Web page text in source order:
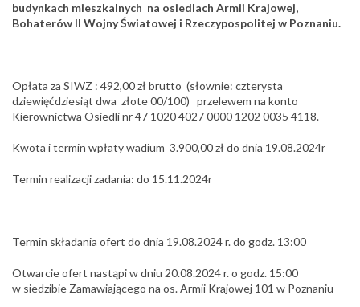
budynkach mieszkalnych na osiedlach Armii Krajowej,
Bohaterów II Wojny Światowej i Rzeczypospolitej w Poznaniu.
Opłata za SIWZ : 492,00 zł brutto (słownie: czterysta
dziewięćdziesiąt dwa złote 00/100) przelewem na konto
Kierownictwa Osiedli nr 47 1020 4027 0000 1202 0035 4118.
Kwota i termin wpłaty wadium 3.900,00 zł do dnia 19.08.2024r
Termin realizacji zadania: do 15.11.2024r
Termin składania ofert do dnia 19.08.2024 r. do godz. 13:00
Otwarcie ofert nastąpi w dniu 20.08.2024 r. o godz. 15:00
w siedzibie Zamawiającego na os. Armii Krajowej 101 w Poznaniu